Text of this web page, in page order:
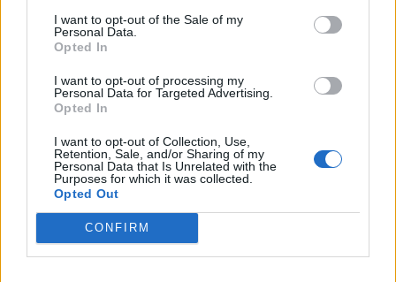
I want to opt-out of the Sale of my
Personal Data.
Opted In
I want to opt-out of processing my
Personal Data for Targeted Advertising.
Opted In
I want to opt-out of Collection, Use,
Retention, Sale, and/or Sharing of my
Personal Data that Is Unrelated with the
Purposes for which it was collected.
Opted Out
CONFIRM
Viihdeuutiset
15.2.2019, 16:00
Juha Tapio uudesta albumistaan:
”Muovin keskeltä kurkottaa
ihmisen käsi”